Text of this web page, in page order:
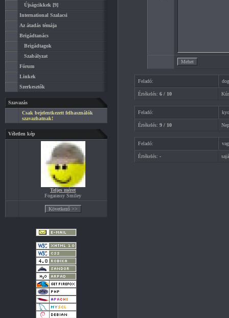
Újságcikkek [9]
International Szalacsi
Az átadás témája
Brigádtanács
Brigádtagok
Szabályzat
Fórum
Linkek
Szerkesztők
Szavazás
Csak bejelentkezett felhasználók
szavazhatnak!
Véletlen kép
Teljes méret
Fogarassy Smiley
Feladó:
Értékelés: 6 / 10
Feladó:
Értékelés: 9 / 10
Feladó:
Értékelés: -